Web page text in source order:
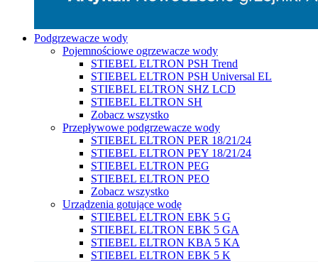
Podgrzewacze wody
Pojemnościowe ogrzewacze wody
STIEBEL ELTRON PSH Trend
STIEBEL ELTRON PSH Universal EL
STIEBEL ELTRON SHZ LCD
STIEBEL ELTRON SH
Zobacz wszystko
Przepływowe podgrzewacze wody
STIEBEL ELTRON PER 18/21/24
STIEBEL ELTRON PEY 18/21/24
STIEBEL ELTRON PEG
STIEBEL ELTRON PEO
Zobacz wszystko
Urządzenia gotujące wodę
STIEBEL ELTRON EBK 5 G
STIEBEL ELTRON EBK 5 GA
STIEBEL ELTRON KBA 5 KA
STIEBEL ELTRON EBK 5 K